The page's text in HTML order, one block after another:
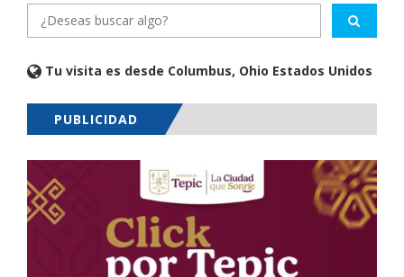
Tu visita es desde Columbus, Ohio Estados Unidos
PUBLICIDAD